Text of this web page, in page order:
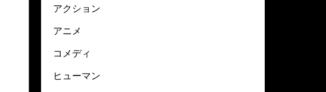
アクション
アニメ
コメディ
ヒューマン